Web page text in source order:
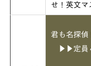
せ！英文マ
君も名探偵
▶▶定員